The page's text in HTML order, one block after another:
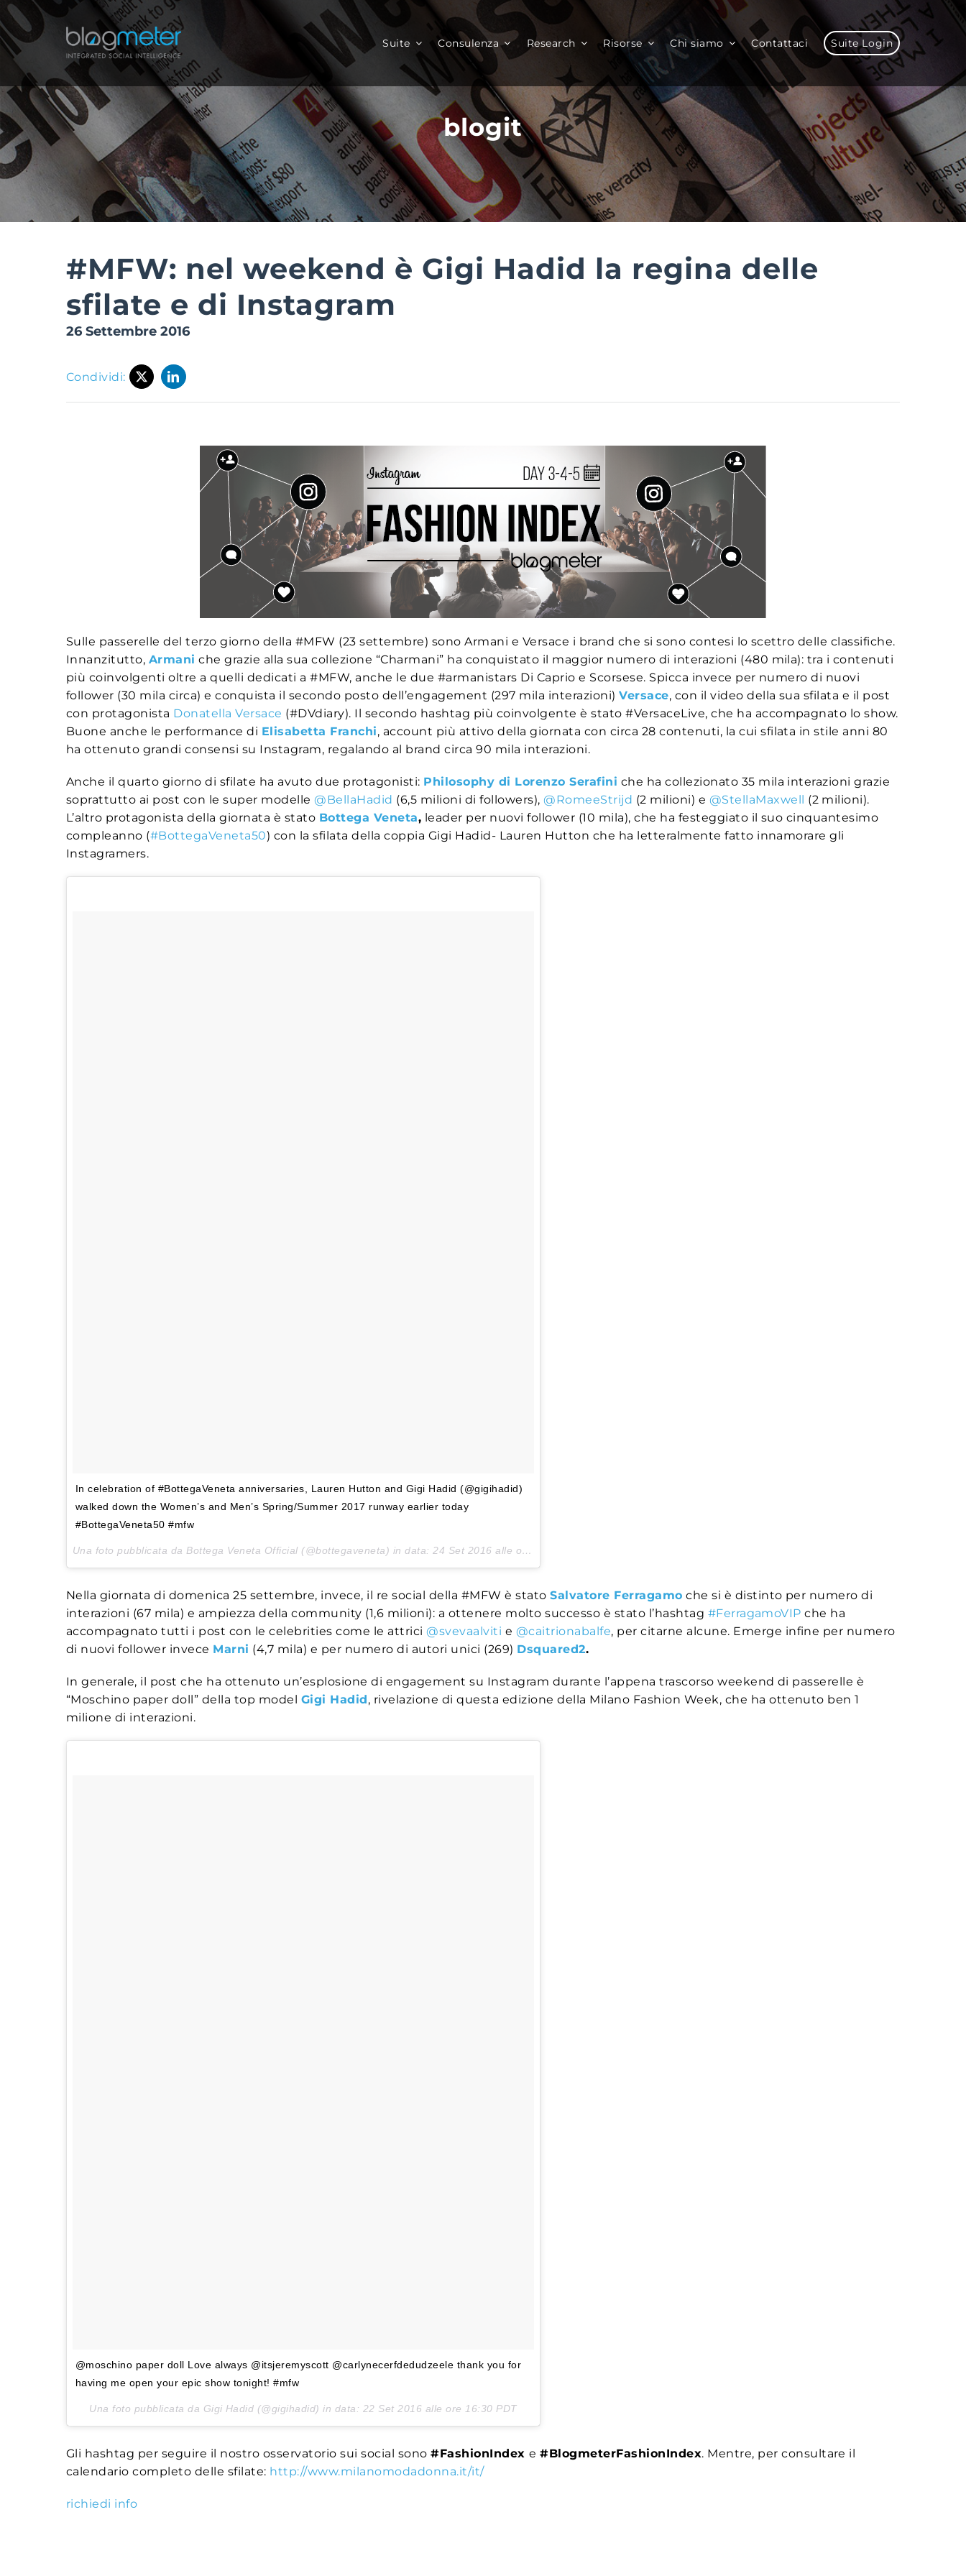
Salta
al
contenuto
Suite Consulenza Research Risorse Chi siamo Contattaci Suite Login
blogit
#MFW: nel weekend è Gigi Hadid la regina delle
sfilate e di Instagram
26 Settembre 2016
Condividi:
Sulle passerelle del terzo giorno della #MFW (23 settembre) sono Armani e Versace i brand che si sono contesi lo scettro delle classifiche.
Innanzitutto, Armani che grazie alla sua collezione “Charmani” ha conquistato il maggior numero di interazioni (480 mila): tra i contenuti
più coinvolgenti oltre a quelli dedicati a #MFW, anche le due #armanistars Di Caprio e Scorsese. Spicca invece per numero di nuovi
follower (30 mila circa) e conquista il secondo posto dell’engagement (297 mila interazioni)Versace, con il video della sua sfilata e il post
con protagonista Donatella Versace (#DVdiary). Il secondo hashtag più coinvolgente è stato #VersaceLive, che ha accompagnato lo show.
Buone anche le performance di Elisabetta Franchi, account più attivo della giornata con circa 28 contenuti, la cui sfilata in stile anni 80
ha ottenuto grandi consensi su Instagram, regalando al brand circa 90 mila interazioni.
Anche il quarto giorno di sfilate ha avuto due protagonisti: Philosophy di Lorenzo Serafini che ha collezionato 35 mila interazioni grazie
soprattutto ai post con le super modelle@BellaHadid (6,5 milioni di followers),@RomeeStrijd (2 milioni) e @StellaMaxwell (2 milioni).
L’altro protagonista della giornata è stato Bottega Veneta, leader per nuovi follower (10 mila), che ha festeggiato il suo cinquantesimo
compleanno (#BottegaVeneta50) con la sfilata della coppia Gigi Hadid- Lauren Hutton che ha letteralmente fatto innamorare gli
Instagramers.
In celebration of #BottegaVeneta anniversaries, Lauren Hutton and Gigi Hadid (@gigihadid)
walked down the Women’s and Men’s Spring/Summer 2017 runway earlier today
#BottegaVeneta50 #mfw
Una foto pubblicata da Bottega Veneta Official (@bottegaveneta) in data:24 Set 2016 alle ore 03:37 PDT
Nella giornata di domenica 25 settembre, invece, il re social della #MFW è statoSalvatore Ferragamo che si è distinto per numero di
interazioni (67 mila) e ampiezza della community (1,6 milioni): a ottenere molto successo è stato l’hashtag #FerragamoVIP che ha
accompagnato tutti i post con le celebrities come le attrici@svevaalviti e @caitrionabalfe, per citarne alcune. Emerge infine per numero
di nuovi follower invece Marni (4,7 mila) e per numero di autori unici (269) Dsquared2.
In generale, il post che ha ottenuto un’esplosione di engagement su Instagram durante l’appena trascorso weekend di passerelle è
“Moschino paper doll” della top model Gigi Hadid, rivelazione di questa edizione della Milano Fashion Week, che ha ottenuto ben 1
milione di interazioni.
@moschino paper doll Love always @itsjeremyscott @carlynecerfdedudzeele thank you for
having me open your epic show tonight! #mfw
Una foto pubblicata da Gigi Hadid (@gigihadid) in data: 22 Set 2016 alle ore 16:30 PDT
Gli hashtag per seguire il nostro osservatorio sui social sono#FashionIndexe#BlogmeterFashionIndex. Mentre, per consultare il
calendario completo delle sfilate: http://www.milanomodadonna.it/it/
richiedi info